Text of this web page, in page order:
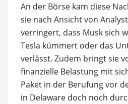
An der Börse kam diese
sie nach Ansicht von
verringert, dass Musk sich
Tesla kümmert oder das
verlässt. Zudem bringt sie
finanzielle Belastung mit
Paket in der Berufung vor
in Delaware doch noch